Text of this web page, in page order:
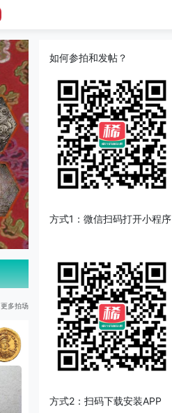
更多拍场
如何参拍和发帖？
方式1：微信扫码打开小程序
方式2：扫码下载安装APP